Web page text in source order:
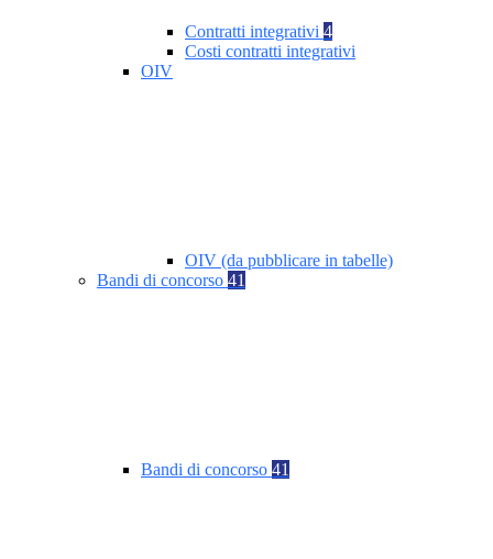
Contratti integrativi 4
Costi contratti integrativi
OIV
OIV (da pubblicare in tabelle)
Bandi di concorso 41
Bandi di concorso 41